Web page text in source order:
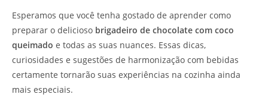
Esperamos que você tenha gostado de aprender como
preparar o delicioso brigadeiro de chocolate com coco
queimado e todas as suas nuances. Essas dicas,
curiosidades e sugestões de harmonização com bebidas
certamente tornarão suas experiências na cozinha ainda
mais especiais.